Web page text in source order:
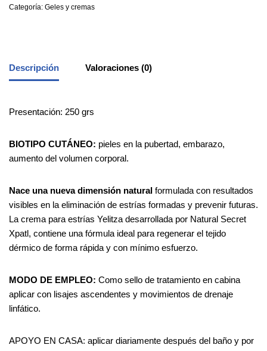
Categoría: Geles y cremas
Descripción Valoraciones (0)
Presentación: 250 grs
BIOTIPO CUTÁNEO: pieles en la pubertad, embarazo,
aumento del volumen corporal.
Nace una nueva dimensión natural formulada con resultados
visibles en la eliminación de estrías formadas y prevenir futuras.
La crema para estrías Yelitza desarrollada por Natural Secret
Xpatl, contiene una fórmula ideal para regenerar el tejido
dérmico de forma rápida y con mínimo esfuerzo.
MODO DE EMPLEO: Como sello de tratamiento en cabina
aplicar con lisajes ascendentes y movimientos de drenaje
linfático.
APOYO EN CASA: aplicar diariamente después del baño y por